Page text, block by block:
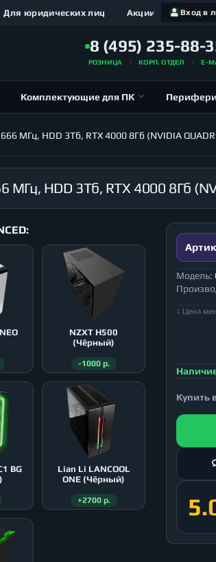
Вход в
Для юридических лиц Акции
8 (495) 235-88-
РОЗНИЦА КОРП. ОТДЕЛ E-
Комплектующие для ПК
МГц, HDD 3Тб, RTX 4000 8Гб (NVIDIA
NZXT H500
(Чёрный)
-1000 р.
BG
Lian Li LANCOOL
ONE (Чёрный)
+2700 р.
Модель:
↕ Цена
Купить